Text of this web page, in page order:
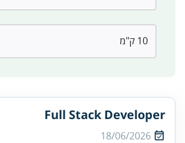
Full Stack Developer
18/06/2026